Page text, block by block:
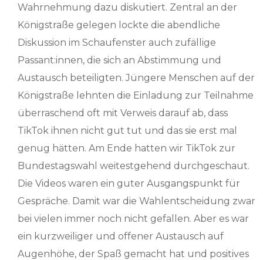
Wahrnehmung dazu diskutiert. Zentral an der
Königstraße gelegen lockte die abendliche
Diskussion im Schaufenster auch zufällige
Passant:innen, die sich an Abstimmung und
Austausch beteiligten. Jüngere Menschen auf der
Königstraße lehnten die Einladung zur Teilnahme
überraschend oft mit Verweis darauf ab, dass
TikTok ihnen nicht gut tut und das sie erst mal
genug hätten. Am Ende hatten wir TikTok zur
Bundestagswahl weitestgehend durchgeschaut.
Die Videos waren ein guter Ausgangspunkt für
Gespräche. Damit war die Wahlentscheidung zwar
bei vielen immer noch nicht gefallen. Aber es war
ein kurzweiliger und offener Austausch auf
Augenhöhe, der Spaß gemacht hat und positives